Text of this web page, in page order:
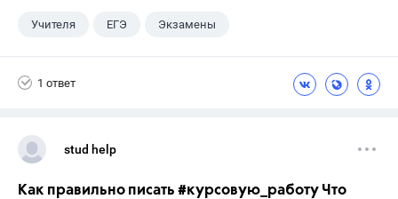
Учителя ЕГЭ Экзамены
1 ответ
stud help
Как правильно писать #курсовую_работу Что